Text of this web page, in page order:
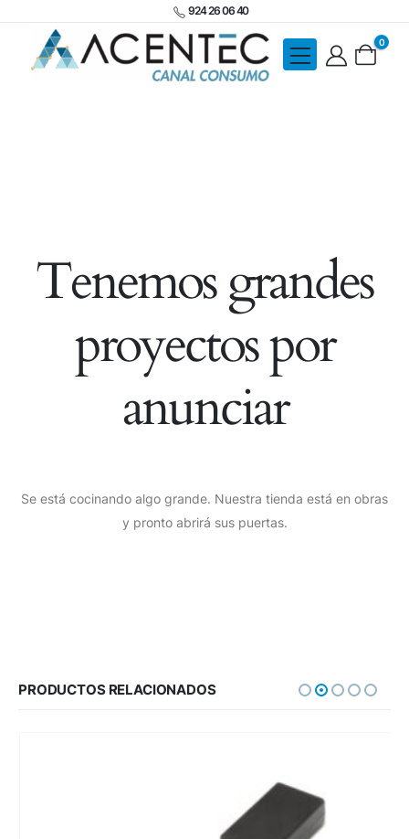
924 26 06 40
0
Tenemos grandes
proyectos por
anunciar
Se está cocinando algo grande. Nuestra tienda está en obras
y pronto abrirá sus puertas.
PRODUCTOS RELACIONADOS